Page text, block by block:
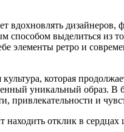
способом выделиться
элементы ретро и
которая
уникальный образ.
привлекательности и
отклик в